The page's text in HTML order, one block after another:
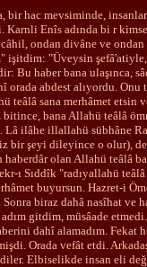
hac mevsiminde,
Enîs adında bi r
ondan divâne ve
"Üveysin
Bu haber bana ulaşınca,
abdest alıyordu.
teâlâ sana merhâmet etsin
bana Allahü teâlâ
ilâhe illallahü sübhâne
bir şeyi dileyince o olur),
olan Allahü teâlâ
ı Sıddîk "radıyallahü
buyursun. Hazret-i
biraz dahâ nasîhat ve
gitdim, müsâade
dahî alamadım.
Orada vefât etdi.
Elbiselikde insan eli